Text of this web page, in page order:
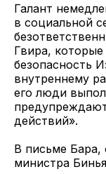
Галант
в социальной
Гвира,
безопасность
внутреннему
его люди
действий».
В письме Бара,
министра